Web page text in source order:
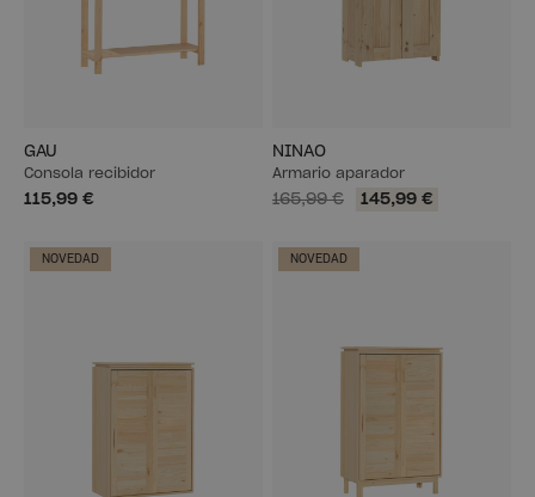
GAU
Consola recibidor
115,99 €
NINAO
Armario aparador
165,99 € 145,99 €
NOVEDAD NOVEDAD